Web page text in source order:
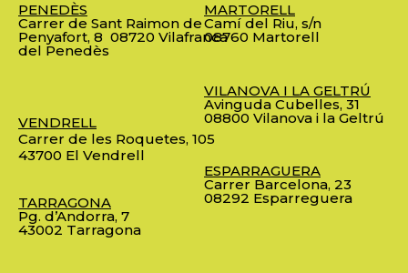
PENEDÈS
Carrer de Sant Raimon de
Penyafort, 8 08720 Vilafranca
del Penedès
VENDRELL
Carrer de les Roquetes, 105
43700 El Vendrell
TARRAGONA
Pg. d’Andorra, 7
43002 Tarragona
MARTORELL
Camí del Riu, s/n
08760 Martorell
VILANOVA I LA GELTRÚ
Avinguda Cubelles, 31
08800 Vilanova i la Geltrú
ESPARRAGUERA
Carrer Barcelona, 23
08292 Esparreguera